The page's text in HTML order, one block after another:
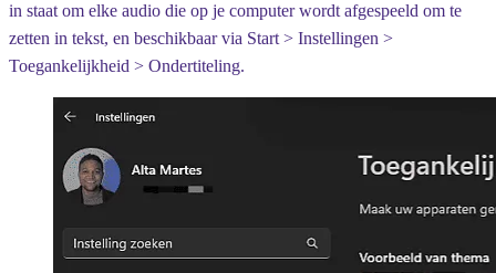
in staat om elke audio die op je computer wordt afgespeeld om te
zetten in tekst, en beschikbaar via Start > Instellingen >
Toegankelijkheid > Ondertiteling.